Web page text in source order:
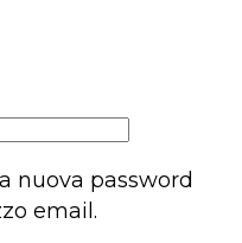
nuova password
email.